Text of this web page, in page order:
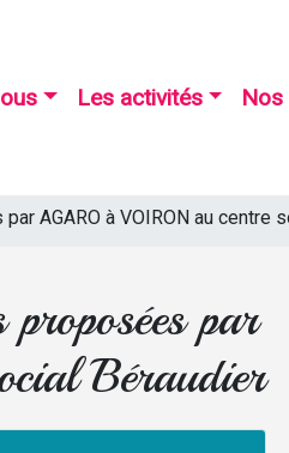
Les activités Nos
AGARO à VOIRON au centre
proposées par
Béraudier